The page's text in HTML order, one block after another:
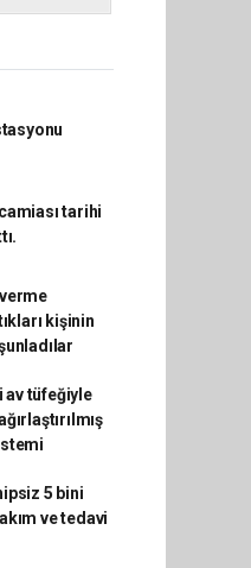
tarihi
kişinin
av tüfeğiyle
5 bini
ve tedavi